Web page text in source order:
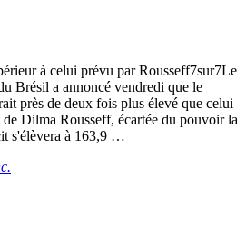
à celui prévu par Rousseff7sur7Le
Brésil a annoncé vendredi que le
près de deux fois plus élevé que celui
Dilma Rousseff, écartée du pouvoir la
s'élèvera à 163,9 …